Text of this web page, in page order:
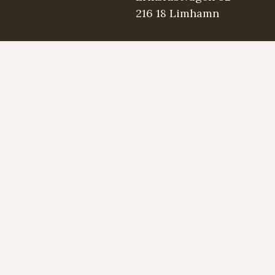
216 18 Limhamn